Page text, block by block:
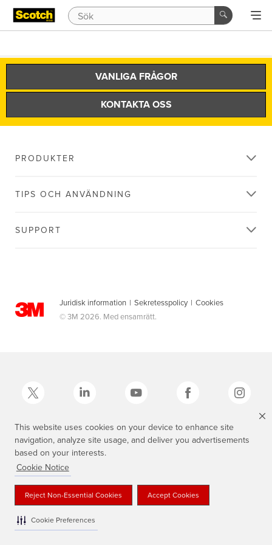
This website uses cookies on your device to enhance site
navigation, analyze site usage, and deliver you advertisements
based on your interests.
Cookie Notice
Reject Non-Essential Cookies Accept Cookies
Cookie Preferences
VANLIGA FRÅGOR
KONTAKTA OSS
PRODUKTER
TIPS OCH ANVÄNDNING
SUPPORT
Juridisk information | Sekretesspolicy | Cookies
© 3M 2026. Med ensamrätt.
3M, Scotch®, Magic och den skotskrutiga designen är varumärken som